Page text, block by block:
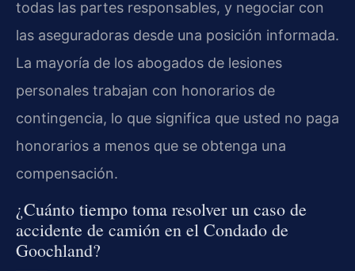
todas las partes responsables, y negociar con
las aseguradoras desde una posición informada.
La mayoría de los abogados de lesiones
personales trabajan con honorarios de
contingencia, lo que significa que usted no paga
honorarios a menos que se obtenga una
compensación.
¿Cuánto tiempo toma resolver un caso de
accidente de camión en el Condado de
Goochland?